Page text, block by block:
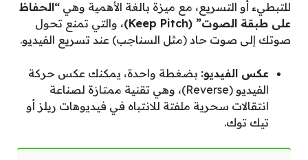
للتبطيء أو التسريع، مع ميزة بالغة الأهمية وهي “الحفاظ
على طبقة الصوت” (Keep Pitch)
، والتي تمنع تحول
صوتك إلى صوت حاد (مثل السناجب) عند تسريع الفيديو.
عكس الفيديو: بضغطة واحدة، يمكنك عكس حركة
الفيديو (Reverse)، وهي تقنية ممتازة لصناعة
انتقالات سحرية ملفتة للانتباه في فيديوهات ريلز أو
تيك توك.